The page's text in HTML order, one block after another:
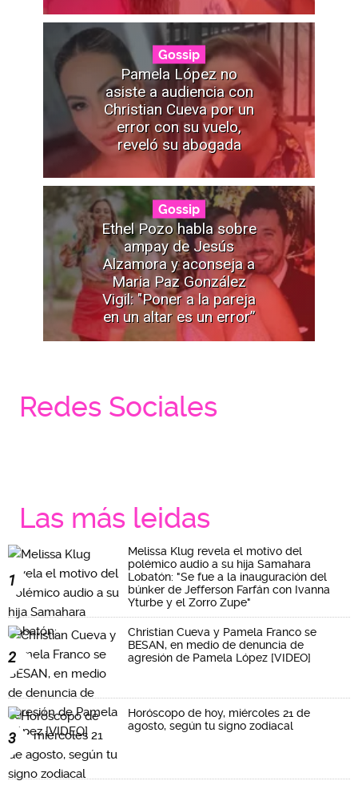
Gossip
Pamela López no
asiste a audiencia con
Christian Cueva por un
error con su vuelo,
reveló su abogada
Gossip
Ethel Pozo habla sobre
ampay de Jesús
Alzamora y aconseja a
Maria Paz González
Vigil: "Poner a la pareja
en un altar es un error”
Redes Sociales
Las más leidas
1
Melissa Klug revela el motivo del
polémico audio a su hija Samahara
Lobatón: "Se fue a la inauguración del
búnker de Jefferson Farfán con Ivanna
Yturbe y el Zorro Zupe"
2
Christian Cueva y Pamela Franco se
BESAN, en medio de denuncia de
agresión de Pamela López [VIDEO]
3
Horóscopo de hoy, miércoles 21 de
agosto, según tu signo zodiacal